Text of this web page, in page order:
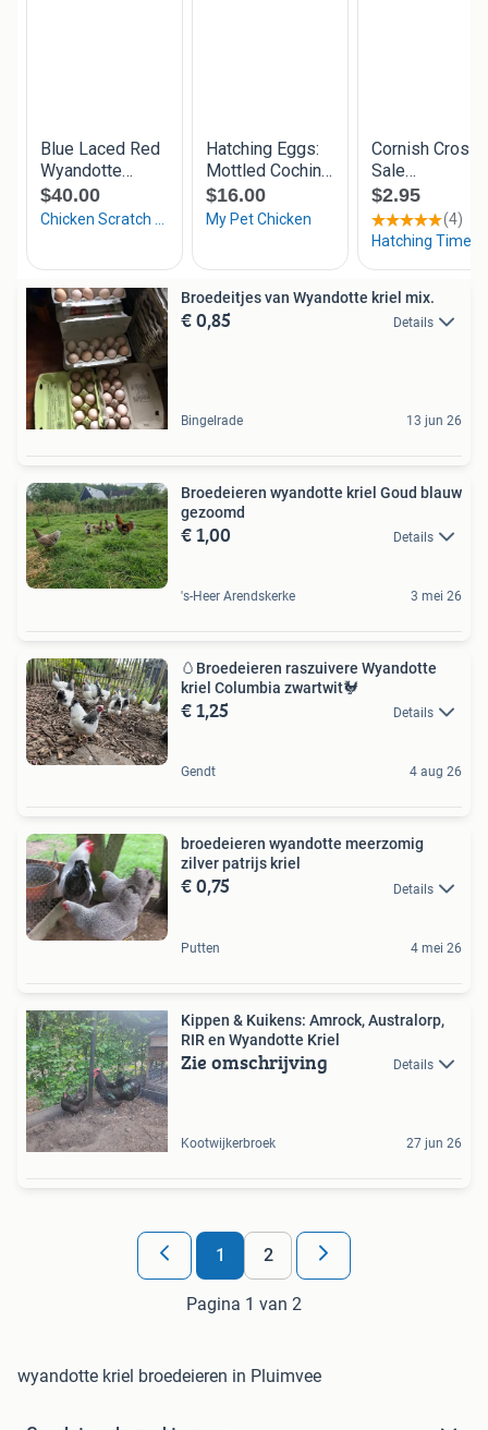
Broedeitjes van Wyandotte kriel mix.
€ 0,85 Details
Bingelrade 13 jun 26
Broedeieren wyandotte kriel Goud blauw
gezoomd
€ 1,00 Details
's-Heer Arendskerke 3 mei 26
🥚Broedeieren raszuivere Wyandotte
kriel Columbia zwartwit🐓
€ 1,25 Details
Gendt 4 aug 26
broedeieren wyandotte meerzomig
zilver patrijs kriel
€ 0,75 Details
Putten 4 mei 26
Kippen & Kuikens: Amrock, Australorp,
RIR en Wyandotte Kriel
Zie omschrijving Details
Kootwijkerbroek 27 jun 26
1 2
Pagina 1 van 2
wyandotte kriel broedeieren in Pluimvee